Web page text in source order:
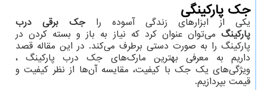
جک پارکینگی
یکی از ابزارهای زندگی آسوده راجک برقی درب
پارکینگ می‌توان عنوان کرد که نیاز به باز و بسته کردن در
پارکینگ را به صورت دستی برطرف می‌کند. در این مقاله قصد
داریم به معرفی بهترین مارک‌های جک درب پارکینگ ،
ویژگی‌های یک جک با کیفیت، مقایسه آن‌ها از نظر کیفیت و
قیمت بپردازیم.